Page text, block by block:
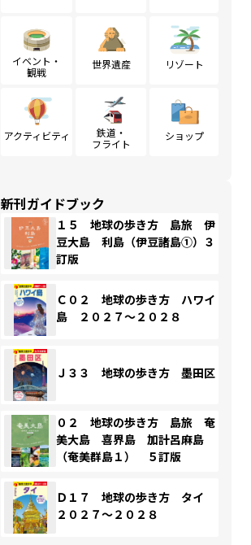
イベント・
観戦
世界遺産 リゾート
アクティビティ
鉄道・
フライト
ショップ
新刊ガイドブック
１５ 地球の歩き方 島旅 伊
豆大島 利島（伊豆諸島①）３
訂版
Ｃ０２ 地球の歩き方 ハワイ
島 ２０２７～２０２８
Ｊ３３ 地球の歩き方 墨田区
０２ 地球の歩き方 島旅 奄
美大島 喜界島 加計呂麻島
（奄美群島１） ５訂版
Ｄ１７ 地球の歩き方 タイ
２０２７～２０２８